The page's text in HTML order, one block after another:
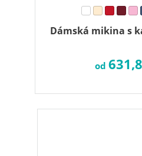
Dámská mikina s
od